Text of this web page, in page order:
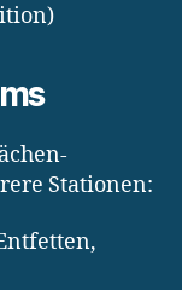
Stationen: